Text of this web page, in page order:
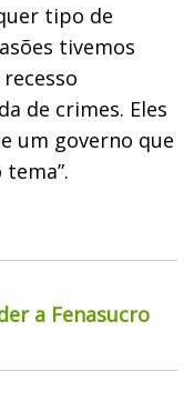
tipo de
tivemos
de crimes. Eles
um governo que
a Fenasucro